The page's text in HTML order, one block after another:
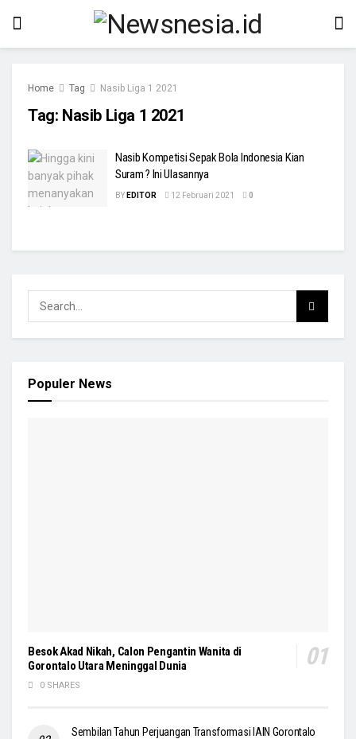
Home Tag Nasib Liga 1 2021
Tag: Nasib Liga 1 2021
Nasib Kompetisi Sepak Bola Indonesia Kian
Suram ? Ini Ulasannya
BY EDITOR 12 Februari 2021 0
Populer News
Besok Akad Nikah, Calon Pengantin Wanita di
Gorontalo Utara Meninggal Dunia
0 SHARES
Sembilan Tahun Perjuangan Transformasi IAIN Gorontalo